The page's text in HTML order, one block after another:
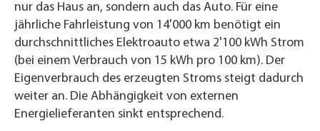
nur das Haus an, sondern auch das Auto. Für eine
jährliche Fahrleistung von 14'000 km benötigt ein
durchschnittliches Elektroauto etwa 2'100 kWh Strom
(bei einem Verbrauch von 15 kWh pro 100 km). Der
Eigenverbrauch des erzeugten Stroms steigt dadurch
weiter an. Die Abhängigkeit von externen
Energielieferanten sinkt entsprechend.